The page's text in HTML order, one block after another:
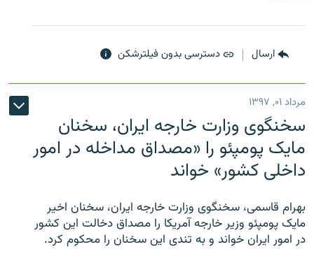
ارسال دسترسی بدون فیلترشکن
مرداد ۰۱, ۱۳۹۷
سخنگوی وزارت خارجه ایران، سخنان
مایک پومپئو را «مصداق مداخله در امور
داخلی کشور» خواند
بهرام قاسمی، سخنگوی وزارت خارجه ایران، سخنان اخیر
مایک پومپئو وزیر خارجه آمریکا را مصداق دخالت این کشور
در امور ایران خواند و به تندی این سخنان را محکوم کرد.